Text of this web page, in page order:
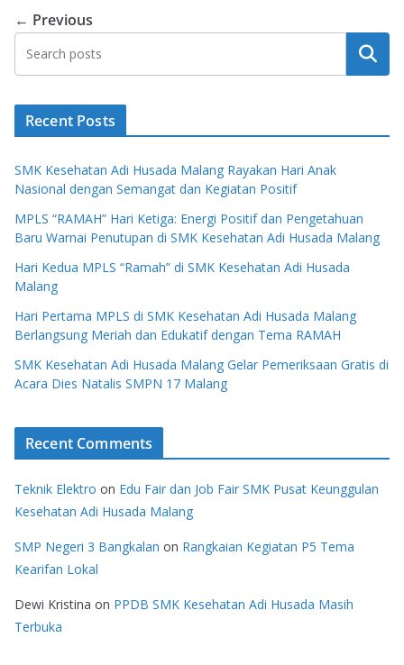
← Previous
Search
Recent Posts
SMK Kesehatan Adi Husada Malang Rayakan Hari Anak
Nasional dengan Semangat dan Kegiatan Positif
MPLS “RAMAH” Hari Ketiga: Energi Positif dan Pengetahuan
Baru Warnai Penutupan di SMK Kesehatan Adi Husada Malang
Hari Kedua MPLS “Ramah” di SMK Kesehatan Adi Husada
Malang
Hari Pertama MPLS di SMK Kesehatan Adi Husada Malang
Berlangsung Meriah dan Edukatif dengan Tema RAMAH
SMK Kesehatan Adi Husada Malang Gelar Pemeriksaan Gratis di
Acara Dies Natalis SMPN 17 Malang
Recent Comments
Teknik Elektro on Edu Fair dan Job Fair SMK Pusat Keunggulan
Kesehatan Adi Husada Malang
SMP Negeri 3 Bangkalan on Rangkaian Kegiatan P5 Tema
Kearifan Lokal
Dewi Kristina on PPDB SMK Kesehatan Adi Husada Masih
Terbuka